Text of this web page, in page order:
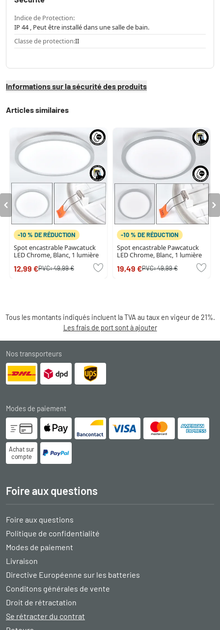
Indice de Protection:
IP 44 , Peut être installé dans une salle de bain.
Classe de protection:II
Informations sur la sécurité des produits
Articles similaires
-10 % DE RÉDUCTION
Spot encastrable Pawcatuck
LED Chrome, Blanc, 1 lumière
12,99 €PVC:49,99 €
-10 % DE RÉDUCTION
Spot encastrable Pawcatuck
LED Chrome, Blanc, 1 lumière
19,49 €PVC:49,99 €
Tous les montants indiqués incluent la TVA au taux en vigeur de 21%.
Les frais de port sont à ajouter
Nos transporteurs
Modes de paiement
Achat sur
compte
Foire aux questions
Foire aux questions
Politique de confidentialité
Modes de paiement
Livraison
Directive Européenne sur les batteries
Conditons générales de vente
Droit de rétractation
Se rétracter du contrat